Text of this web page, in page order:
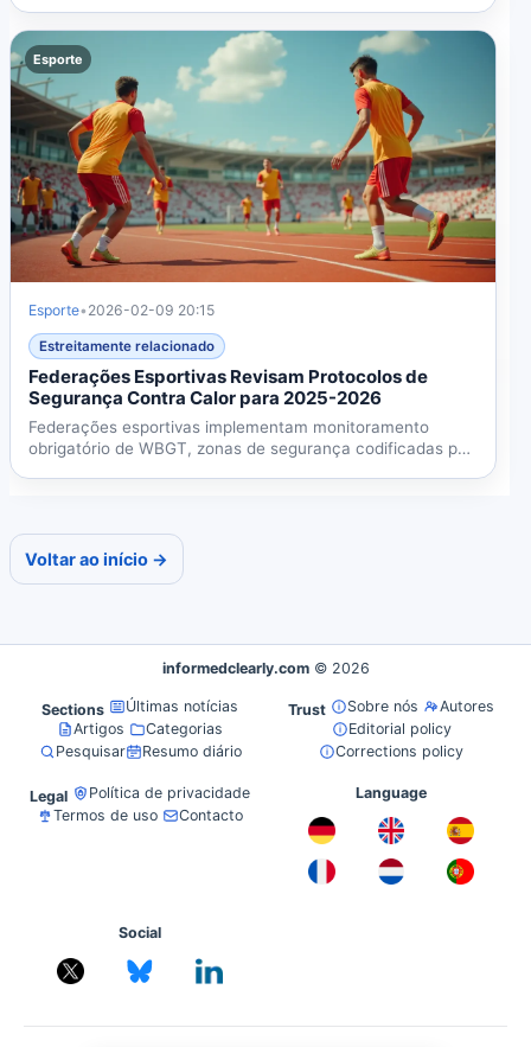
Esporte
Esporte• 2026-02-09 20:15
Estreitamente relacionado
Federações Esportivas Revisam Protocolos de
Segurança Contra Calor para 2025-2026
Federações esportivas implementam monitoramento
obrigatório de WBGT, zonas de segurança codificadas por
Voltar ao início →
informedclearly.com © 2026
Sections
Últimas notícias
Artigos
Categorias
Pesquisar
Resumo diário
Trust Sobre nós
Autores
Editorial policy
Corrections policy
Legal
Política de privacidade
Termos de uso
Contacto
Language
Social